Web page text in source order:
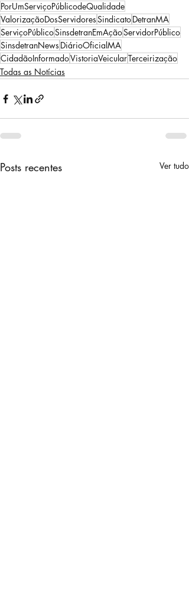
PorUmServiçoPúblicodeQualidade
ValorizaçãoDosServidoresSindicatoDetranMA
ServiçoPúblicoSinsdetranEmAçãoServidorPúblico
SinsdetranNews DiárioOficialMA
CidadãoInformadoVistoriaVeicularTerceirização
Todas as Notícias
Posts recentes Ver tudo